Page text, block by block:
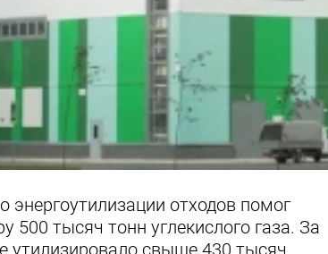
энергоутилизации отходов помог
тысяч тонн углекислого газа. За